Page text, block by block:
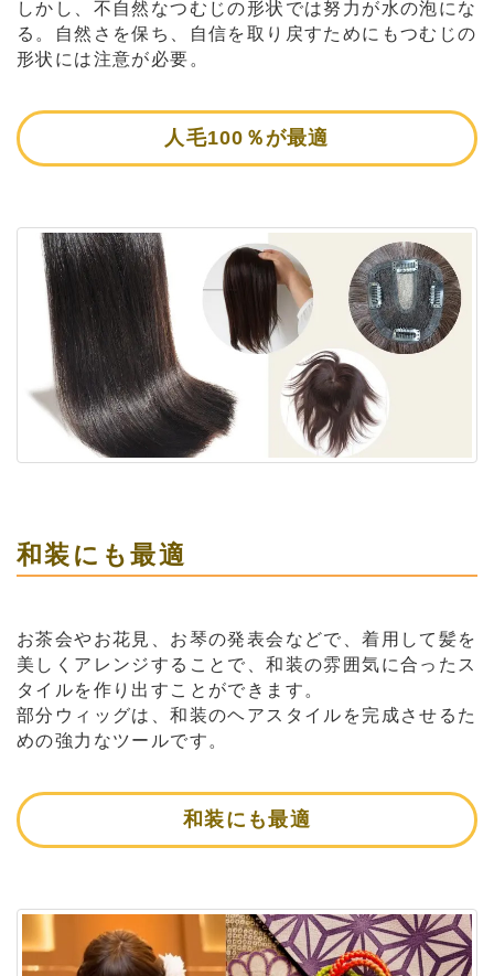
しかし、不自然なつむじの形状では努力が水の泡にな
る。自然さを保ち、自信を取り戻すためにもつむじの
形状には注意が必要。
人毛100％が最適
和装にも最適
お茶会やお花見、お琴の発表会などで、着用して髪を
美しくアレンジすることで、和装の雰囲気に合ったス
タイルを作り出すことができます。
部分ウィッグは、和装のヘアスタイルを完成させるた
めの強力なツールです。
和装にも最適